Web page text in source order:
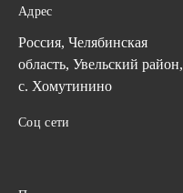
Адрес
Россия, Челябинская
область, Увельский район,
с. Хомутинино
Соц сети